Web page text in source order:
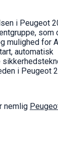
i Peugeot
som
mulighed for
automatisk
i Peugeot
nemlig